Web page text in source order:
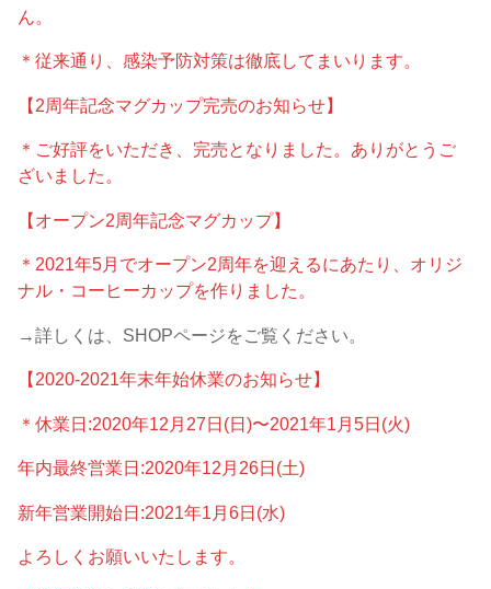
ん。
＊従来通り、感染予防対策は徹底してまいります。
【2周年記念マグカップ完売のお知らせ】
＊ご好評をいただき、完売となりました。ありがとうご
ざいました。
【オープン2周年記念マグカップ】
＊2021年5月でオープン2周年を迎えるにあたり、オリジ
ナル・コーヒーカップを作りました。
→詳しくは、SHOPページをご覧ください。
【2020-2021年末年始休業のお知らせ】
＊休業日:2020年12月27日(日)〜2021年1月5日(火)
年内最終営業日:2020年12月26日(土)
新年営業開始日:2021年1月6日(水)
よろしくお願いいたします。